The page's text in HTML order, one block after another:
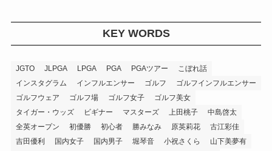
KEY WORDS
JGTO JLPGA LPGA PGA PGAツアー
こぼれ話
インスタグラム
インフルエンサー ゴルフ
ゴルフインフルエンサー
ゴルフウェア
ゴルフ場 ゴルフ女子
ゴルフ美女
タイガー・ウッズ
ビギナー マスターズ 上田桃子
中島啓太
全英オープン
初優勝 初心者 勝みなみ 原英莉花
古江彩佳
吉田優利
国内女子 国内男子 堀琴音 小祝さくら
山下美夢有